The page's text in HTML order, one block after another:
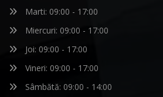
Marti: 09:00 - 17:00
Miercuri: 09:00 - 17:00
Joi: 09:00 - 17:00
Vineri: 09:00 - 17:00
Sâmbătă: 09:00 - 14:00